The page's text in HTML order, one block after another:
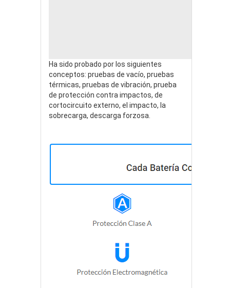
Ha sido probado por los siguientes
conceptos: pruebas de vacío, pruebas
térmicas, pruebas de vibración, prueba
de protección contra impactos, de
cortocircuito externo, el impacto, la
sobrecarga, descarga forzosa.